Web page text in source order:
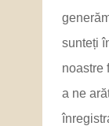
sunteți
noastre
a ne